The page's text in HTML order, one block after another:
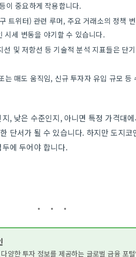
이 중요하게 작용합니다.
트위터) 관련 루머, 주요 거래소의 정책
시세 변동을 야기할 수 있습니다.
선 및 저항선 등 기술적 분석 지표들은 단
매도 움직임, 신규 투자자 유입 규모 등
, 낮은 수준인지, 아니면 특정 가격대
단서가 될 수 있습니다. 하지만 도지코
에 두어야 합니다.
양한 투자 정보를 제공하는 글로벌 금융 포